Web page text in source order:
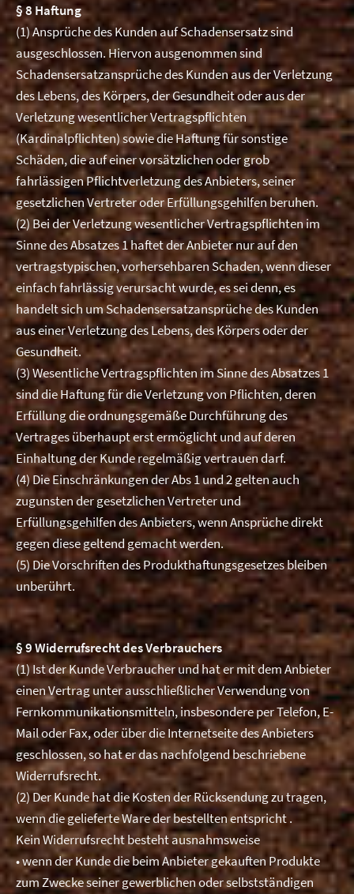
§ 8 Haftung
(1) Ansprüche des Kunden auf Schadensersatz sind
ausgeschlossen. Hiervon ausgenommen sind
Schadensersatzansprüche des Kunden aus der Verletzung
des Lebens, des Körpers, der Gesundheit oder aus der
Verletzung wesentlicher Vertragspflichten
(Kardinalpflichten) sowie die Haftung für sonstige
Schäden, die auf einer vorsätzlichen oder grob
fahrlässigen Pflichtverletzung des Anbieters, seiner
gesetzlichen Vertreter oder Erfüllungsgehilfen beruhen.
(2) Bei der Verletzung wesentlicher Vertragspflichten im
Sinne des Absatzes 1 haftet der Anbieter nur auf den
vertragstypischen, vorhersehbaren Schaden, wenn dieser
einfach fahrlässig verursacht wurde, es sei denn, es
handelt sich um Schadensersatzansprüche des Kunden
aus einer Verletzung des Lebens, des Körpers oder der
Gesundheit.
(3) Wesentliche Vertragspflichten im Sinne des Absatzes 1
sind die Haftung für die Verletzung von Pflichten, deren
Erfüllung die ordnungsgemäße Durchführung des
Vertrages überhaupt erst ermöglicht und auf deren
Einhaltung der Kunde regelmäßig vertrauen darf.
(4) Die Einschränkungen der Abs 1 und 2 gelten auch
zugunsten der gesetzlichen Vertreter und
Erfüllungsgehilfen des Anbieters, wenn Ansprüche direkt
gegen diese geltend gemacht werden.
(5) Die Vorschriften des Produkthaftungsgesetzes bleiben
unberührt.
§ 9 Widerrufsrecht des Verbrauchers
(1) Ist der Kunde Verbraucher und hat er mit dem Anbieter
einen Vertrag unter ausschließlicher Verwendung von
Fernkommunikationsmitteln, insbesondere per Telefon, E-
Mail oder Fax, oder über die Internetseite des Anbieters
geschlossen, so hat er das nachfolgend beschriebene
Widerrufsrecht.
(2) Der Kunde hat die Kosten der Rücksendung zu tragen,
wenn die gelieferte Ware der bestellten entspricht .
Kein Widerrufsrecht besteht ausnahmsweise
• wenn der Kunde die beim Anbieter gekauften Produkte
zum Zwecke seiner gewerblichen oder selbstständigen